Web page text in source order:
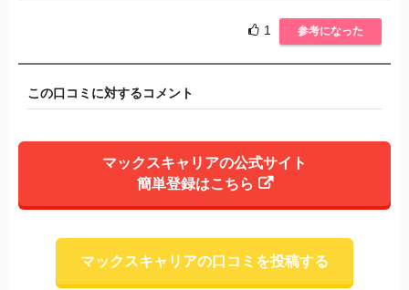
1 参考になった
この口コミに対するコメント
マックスキャリアの公式サイト
簡単登録はこちら
マックスキャリアの口コミを投稿する